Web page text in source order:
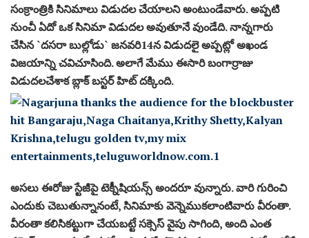
సంక్రాంత్రికి సినిమాలు విడుద‌ల చేయాల‌ని అంటుండేవారు. అప్ప‌టి
నుంచీ ఏదో ఒక సినిమా విడుద‌ల అవుతూనే వుండేది. నాన్న‌గారు
చేసిన `ద‌స‌రా బుల్లోడు` జ‌న‌వ‌రి14న విడుద‌లై అప్ప‌ట్లో అఖండ
విజ‌యాన్ని చ‌విచూసింది. అలాగే మేము ఈసారి బంగార్రాజు
విడుద‌ల‌చేశాక‌ బ్లాక్ బ‌స్ట‌ర్ హిట్ ద‌క్కింది.
అస‌లు ఈరోజు స్టేజీపై టెక్నీషియ‌న్స్ అంద‌రూ వున్నారు. వారి గురించి
ఎందుకు చెబుతున్నానంటే, సినిమాకు వెన్నెముక‌లాంటివారు వీరంతా.
వీరంతా క‌లిసిక‌ట్టుగా చేయ‌బ‌ట్టే స‌క్సెస్ వైపు సాగింది, అంది ఎంత